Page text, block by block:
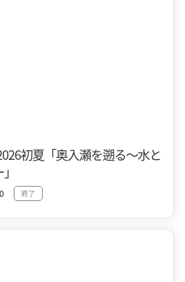
初夏「奥入瀬を遡る〜水と
終了